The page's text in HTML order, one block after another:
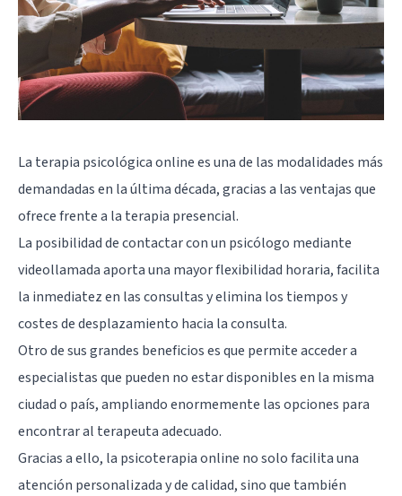
La terapia psicológica online es una de las modalidades más
demandadas en la última década, gracias a las ventajas que
ofrece frente a la terapia presencial.
La posibilidad de contactar con un psicólogo mediante
videollamada aporta una mayor flexibilidad horaria, facilita
la inmediatez en las consultas y elimina los tiempos y
costes de desplazamiento hacia la consulta.
Otro de sus grandes beneficios es que permite acceder a
especialistas que pueden no estar disponibles en la misma
ciudad o país, ampliando enormemente las opciones para
encontrar al terapeuta adecuado.
Gracias a ello, la psicoterapia online no solo facilita una
atención personalizada y de calidad, sino que también